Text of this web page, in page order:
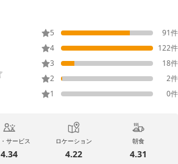
5 91件
4
122件
3
18件
2
2件
1
0件
サービス
4.34
ロケーション
4.22
朝食
4.31